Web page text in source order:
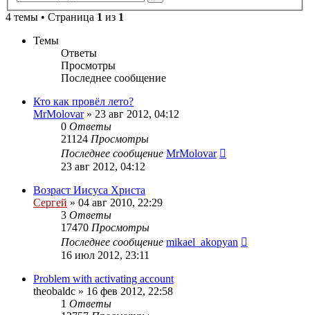
4 темы • Страница 1 из 1
Темы
Ответы
Просмотры
Последнее сообщение
Кто как провёл лето?
MrMolovar» 23 авг 2012, 04:12
0 Ответы
21124 Просмотры
Последнее сообщение MrMolovar
23 авг 2012, 04:12
Возраст Иисуса Христа
Сергей » 04 авг 2010, 22:29
3 Ответы
17470 Просмотры
Последнее сообщение mikael_akopyan
16 июл 2012, 23:11
Problem with activating account
theobaldc » 16 фев 2012, 22:58
1 Ответы